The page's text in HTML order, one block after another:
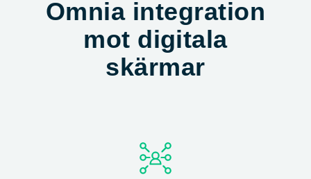
Omnia integration
mot digitala
skärmar